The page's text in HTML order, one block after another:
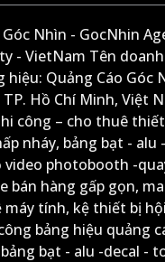
Nhìn - GocNhin
- VietNam Tên
Quảng Cáo Góc
Hồ Chí Minh, Việt
công – cho thuê
nháy, bảng bạt -
photobooth -
bán hàng gấp gọn,
tính, kệ thiết bị
bảng hiệu quảng
bạt - alu -decal -